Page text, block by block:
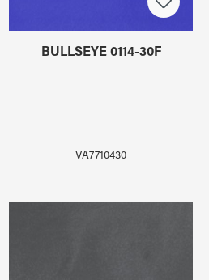
BULLSEYE 0114-30F
VA7710430